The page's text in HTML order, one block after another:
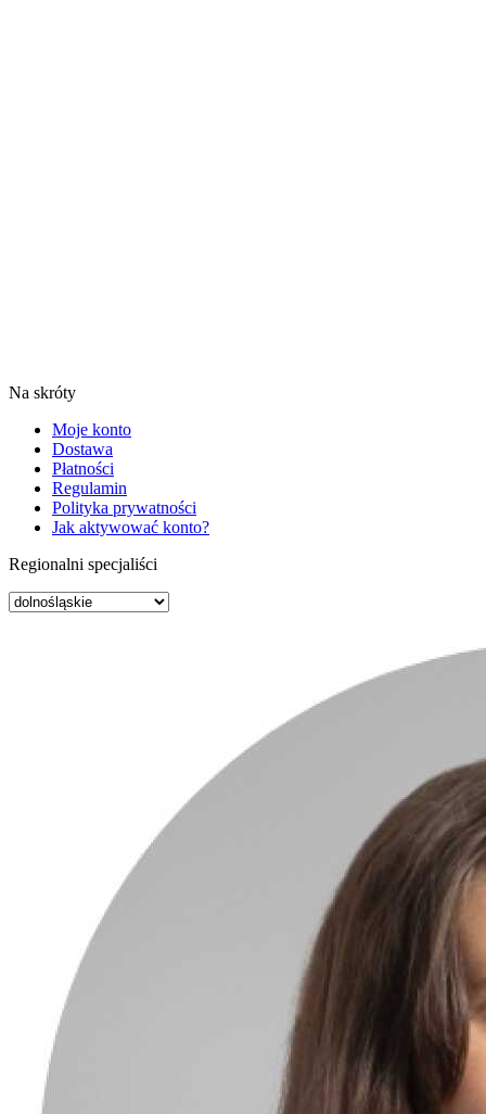
Na skróty
Moje konto
Dostawa
Płatności
Regulamin
Polityka prywatności
Jak aktywować konto?
Regionalni specjaliści